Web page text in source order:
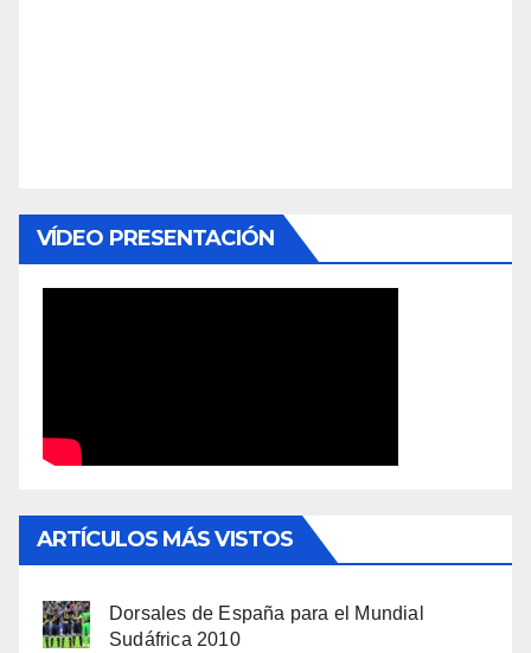
VÍDEO PRESENTACIÓN
ARTÍCULOS MÁS VISTOS
Dorsales de España para el Mundial
Sudáfrica 2010